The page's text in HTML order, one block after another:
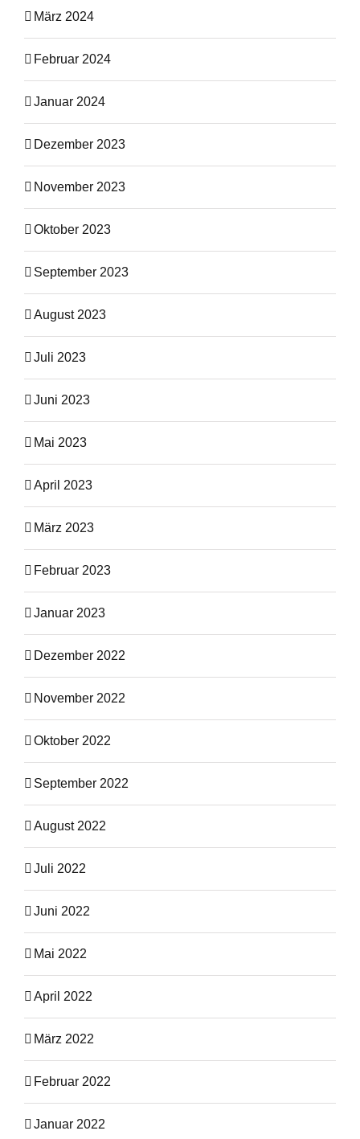
März 2024
Februar 2024
Januar 2024
Dezember 2023
November 2023
Oktober 2023
September 2023
August 2023
Juli 2023
Juni 2023
Mai 2023
April 2023
März 2023
Februar 2023
Januar 2023
Dezember 2022
November 2022
Oktober 2022
September 2022
August 2022
Juli 2022
Juni 2022
Mai 2022
April 2022
März 2022
Februar 2022
Januar 2022